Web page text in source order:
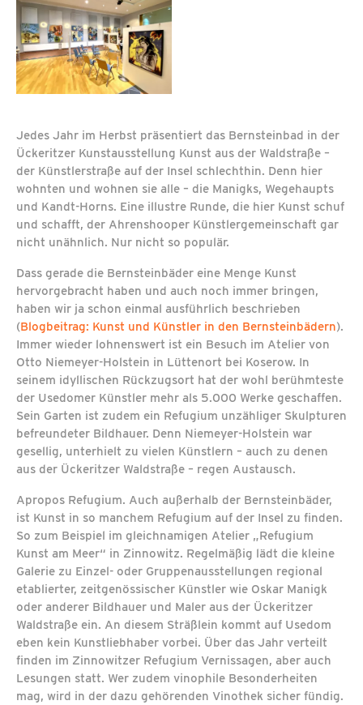
Jedes Jahr im Herbst präsentiert das Bernsteinbad in der
Ückeritzer Kunstausstellung Kunst aus der Waldstraße –
der Künstlerstraße auf der Insel schlechthin. Denn hier
wohnten und wohnen sie alle – die Manigks, Wegehaupts
und Kandt-Horns. Eine illustre Runde, die hier Kunst schuf
und schafft, der Ahrenshooper Künstlergemeinschaft gar
nicht unähnlich. Nur nicht so populär.
Dass gerade die Bernsteinbäder eine Menge Kunst
hervorgebracht haben und auch noch immer bringen,
haben wir ja schon einmal ausführlich beschrieben
(Blogbeitrag: Kunst und Künstler in den Bernsteinbädern).
Immer wieder lohnenswert ist ein Besuch im Atelier von
Otto Niemeyer-Holstein in Lüttenort bei Koserow. In
seinem idyllischen Rückzugsort hat der wohl berühmteste
der Usedomer Künstler mehr als 5.000 Werke geschaffen.
Sein Garten ist zudem ein Refugium unzähliger Skulpturen
befreundeter Bildhauer. Denn Niemeyer-Holstein war
gesellig, unterhielt zu vielen Künstlern – auch zu denen
aus der Ückeritzer Waldstraße – regen Austausch.
Apropos Refugium. Auch außerhalb der Bernsteinbäder,
ist Kunst in so manchem Refugium auf der Insel zu finden.
So zum Beispiel im gleichnamigen Atelier „Refugium
Kunst am Meer“ in Zinnowitz. Regelmäßig lädt die kleine
Galerie zu Einzel- oder Gruppenausstellungen regional
etablierter, zeitgenössischer Künstler wie Oskar Manigk
oder anderer Bildhauer und Maler aus der Ückeritzer
Waldstraße ein. An diesem Sträßlein kommt auf Usedom
eben kein Kunstliebhaber vorbei. Über das Jahr verteilt
finden im Zinnowitzer Refugium Vernissagen, aber auch
Lesungen statt. Wer zudem vinophile Besonderheiten
mag, wird in der dazu gehörenden Vinothek sicher fündig.